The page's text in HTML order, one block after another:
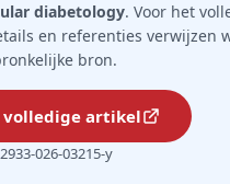
diabetology. Voor het
en referenties verwijzen
bron.
volledige artikel
026-03215-y